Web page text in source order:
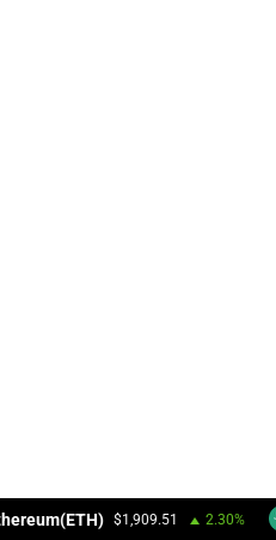
$1,909.51 2.30%